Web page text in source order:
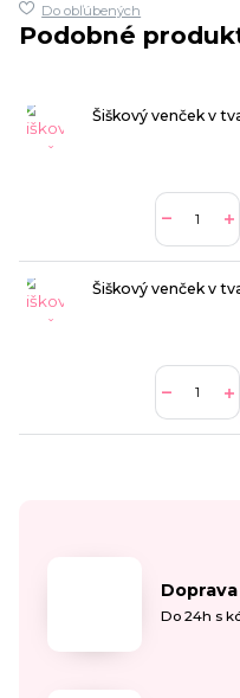
Do obľúbených
Podobné
Šiškový venček v
Šiškový venček v
Do 24h s